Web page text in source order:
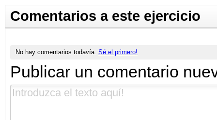
Comentarios a este ejercicio
No hay comentarios todavía. Sé el primero!
Publicar un comentario